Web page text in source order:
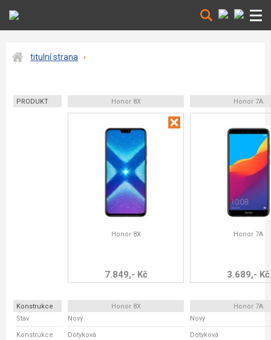
titulní strana
PRODUKT Honor 8X Honor 7A
Honor 8X
7.849,- Kč
Honor 7A
3.689,- Kč
Konstrukce Honor 8X
Honor 7A
Stav
Nový Nový
Konstrukce Dotyková Dotyková